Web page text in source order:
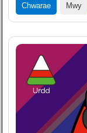
Chwarae Mwy